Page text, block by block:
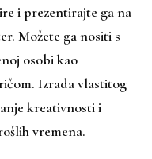
i prezentirajte ga na
Možete ga nositi s
osobi kao
Izrada vlastitog
kreativnosti i
vremena.